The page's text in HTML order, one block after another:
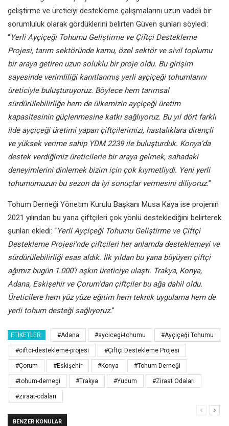
geliştirme ve üreticiyi destekleme çalışmalarını uzun vadeli bir
sorumluluk olarak gördüklerini belirten Güven şunları söyledi:
“Yerli Ayçiçeği Tohumu Geliştirme ve Çiftçi Destekleme
Projesi, tarım sektöründe kamu, özel sektör ve sivil toplumu
bir araya getiren uzun soluklu bir proje oldu. Bu girişim
sayesinde verimliliği kanıtlanmış yerli ayçiçeği tohumlarını
üreticiyle buluşturuyoruz. Böylece hem tarımsal
sürdürülebilirliğe hem de ülkemizin ayçiçeği üretim
kapasitesinin güçlenmesine katkı sağlıyoruz. Bu yıl dört farklı
ilde ayçiçeği üretimi yapan çiftçilerimizi, hastalıklara dirençli
ve yüksek verime sahip YDM 2239 ile buluşturduk. Konya’da
destek verdiğimiz üreticilerle bir araya gelmek, sahadaki
deneyimlerini dinlemek bizim için çok kıymetliydi. Yeni yerli
tohumumuzun bu sezon da iyi sonuçlar vermesini diliyoruz.”
Tohum Derneği Yönetim Kurulu Başkanı Musa Kaya ise projenin
2021 yılından bu yana çiftçileri çok yönlü desteklediğini belirterek
şunları ekledi: “Yerli Ayçiçeği Tohumu Geliştirme ve Çiftçi
Destekleme Projesi’nde çiftçileri her anlamda desteklemeyi ve
sürdürülebilirliği esas aldık. İlk yıldan bu yana büyüyen çiftçi
ağımız bugün 1.000’i aşkın üreticiye ulaştı. Trakya, Konya,
Adana, Eskişehir ve Çorum’dan çiftçiler bu ağa dahil oldu.
Üreticilere hem yüz yüze eğitim hem teknik uygulama hem de
yerli tohum desteği sağlıyoruz.”
ETIKETLER: #Adana #aycicegi-tohumu #Ayçiçeği Tohumu
#ciftci-destekleme-projesi #Çiftçi Destekleme Projesi
#Çorum #Eskişehir #Konya #Tohum Derneği
#tohum-dernegi #Trakya #Yudum #Ziraat Odaları
#ziraat-odalari
BENZER KONULAR